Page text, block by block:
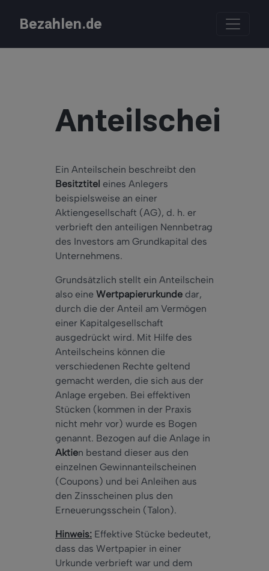
Bezahlen.de
Anteilschein
Ein Anteilschein beschreibt den
Besitztitel eines Anlegers
beispielsweise an einer
Aktiengesellschaft (AG), d. h. er
verbrieft den anteiligen Nennbetrag
des Investors am Grundkapital des
Unternehmens.
Grundsätzlich stellt ein Anteilschein
also eine Wertpapierurkunde dar,
durch die der Anteil am Vermögen
einer Kapitalgesellschaft
ausgedrückt wird. Mit Hilfe des
Anteilscheins können die
verschiedenen Rechte geltend
gemacht werden, die sich aus der
Anlage ergeben. Bei effektiven
Stücken (kommen in der Praxis
nicht mehr vor) wurde es Bogen
genannt. Bezogen auf die Anlage in
Aktien bestand dieser aus den
einzelnen Gewinnanteilscheinen
(Coupons) und bei Anleihen aus
den Zinsscheinen plus den
Erneuerungsschein (Talon).
Hinweis: Effektive Stücke bedeutet,
dass das Wertpapier in einer
Urkunde verbrieft war und dem